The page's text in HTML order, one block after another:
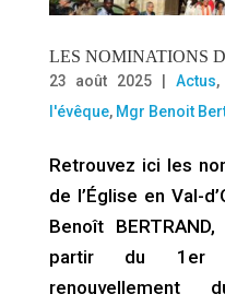
LES NOMINATIONS
23 août 2025 Actus,
l'évêque, Mgr Benoit
Retrouvez ici les
de l’Église en Val-
Benoît
partir du 1er
renouvellement